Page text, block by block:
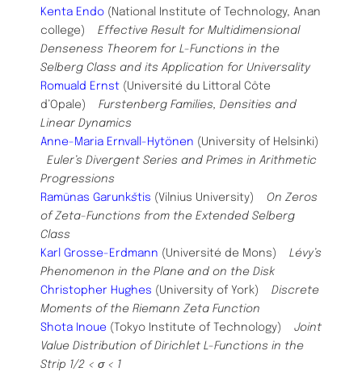
Kenta Endo (National Institute of Technology, Anan
college) Effective Result for Multidimensional
Denseness Theorem for L-Functions in the
Selberg Class and its Application for Universality
Romuald Ernst (Université du Littoral Côte
d’Opale) Furstenberg Families, Densities and
Linear Dynamics
Anne-Maria Ernvall-Hytönen (University of Helsinki)
Euler’s Divergent Series and Primes in Arithmetic
Progressions
Ramūnas Garunkštis (Vilnius University) On Zeros
of Zeta-Functions from the Extended Selberg
Class
Karl Grosse-Erdmann (Université de Mons) Lévy’s
Phenomenon in the Plane and on the Disk
Christopher Hughes (University of York) Discrete
Moments of the Riemann Zeta Function
Shota Inoue (Tokyo Institute of Technology) Joint
Value Distribution of Dirichlet L-Functions in the
Strip 1/2 < σ < 1